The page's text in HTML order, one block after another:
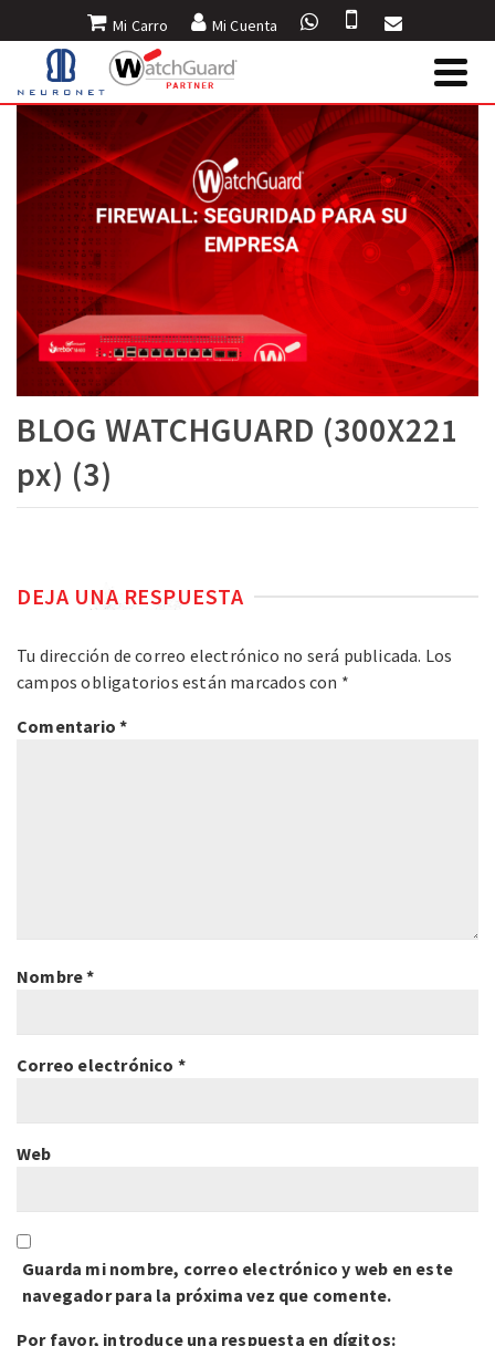
Mi Carro Mi Cuenta
BLOG WATCHGUARD (300X221
px) (3)
DEJA UNA RESPUESTA
Tu dirección de correo electrónico no será publicada. Los
campos obligatorios están marcados con *
Comentario*
Nombre*
Correo electrónico *
Web
Guarda mi nombre, correo electrónico y web en este
navegador para la próxima vez que comente.
Por favor, introduce una respuesta en dígitos: